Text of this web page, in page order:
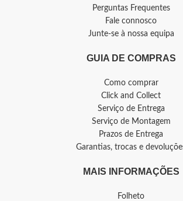
Perguntas Frequentes
Fale connosco
Junte-se à nossa equipa
GUIA DE COMPRAS
Como comprar
Click and Collect
Serviço de Entrega
Serviço de Montagem
Prazos de Entrega
Garantias, trocas e
MAIS INFORMAÇÕES
Folheto